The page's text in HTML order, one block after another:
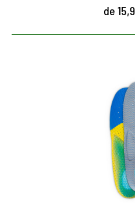
de
Plantilla de
Estabilizado y rellena
Absorve las
los pies, los
Circulación de aire